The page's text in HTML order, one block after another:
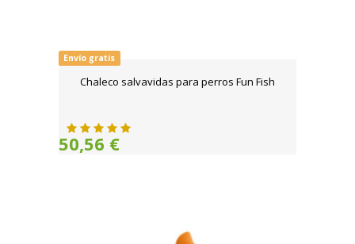
Envío gratis
Chaleco salvavidas para perros Fun Fish
50,56 €